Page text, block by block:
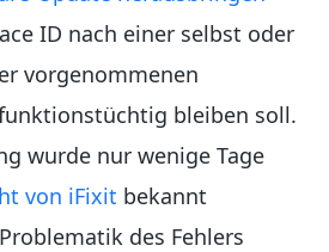
ID nach einer selbst oder
vorgenommenen
bleiben soll.
wurde nur wenige Tage
von iFixit bekannt
des Fehlers